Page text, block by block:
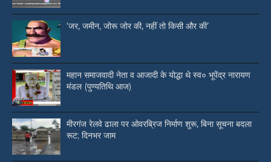
‘जर, जमीन, जोरू जोर की, नहीं तो किसी और की’
महान समाजवादी नेता व आजादी के योद्धा थे स्व० भूपेंद्र नारायण
मंडल (पुण्यतिथि आज)
मीरगंज रेलवे ढाला पर ओवरब्रिज निर्माण शुरू, बिना सूचना बदला
रूट; दिनभर जाम